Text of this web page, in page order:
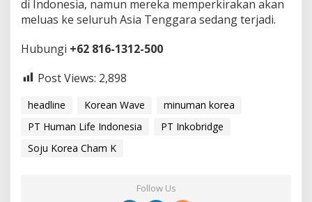
di Indonesia, namun mereka memperkirakan akan
meluas ke seluruh Asia Tenggara sedang terjadi.
Hubungi +62 816-1312-500
Post Views: 2,898
headline Korean Wave
minuman korea
PT Human Life Indonesia
PT Inkobridge
Soju Korea Cham K
Follow Us